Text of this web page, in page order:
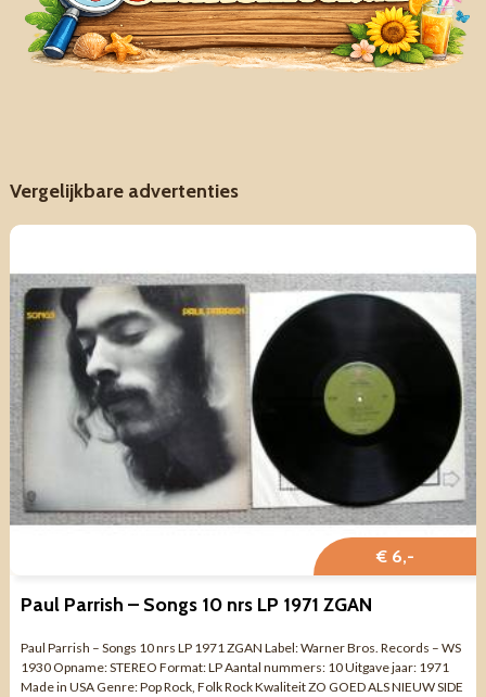
Vergelijkbare advertenties
€ 6,-
Paul Parrish – Songs 10 nrs LP 1971 ZGAN
Paul Parrish – Songs 10 nrs LP 1971 ZGAN Label: Warner Bros. Records – WS
1930 Opname: STEREO Format: LP Aantal nummers: 10 Uitgave jaar: 1971
Made in USA Genre: Pop Rock, Folk Rock Kwaliteit ZO GOED ALS NIEUW SIDE